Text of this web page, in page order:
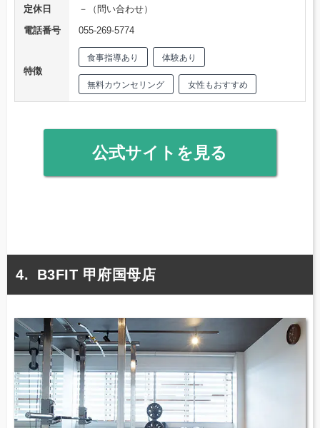
定休日
－（問い合わせ）
電話番号
055-269-5774
特徴
食事指導あり 体験あり
無料カウンセリング 女性もおすすめ
公式サイトを見る
B3FIT 甲府国母店